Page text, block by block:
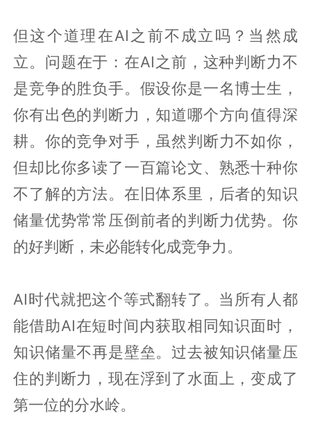
但这个道理在AI之前不成立吗？当然成
立。问题在于：在AI之前，这种判断力不
是竞争的胜负手。假设你是一名博士生，
你有出色的判断力，知道哪个方向值得深
耕。你的竞争对手，虽然判断力不如你，
但却比你多读了一百篇论文、熟悉十种你
不了解的方法。在旧体系里，后者的知识
储量优势常常压倒前者的判断力优势。你
的好判断，未必能转化成竞争力。
AI时代就把这个等式翻转了。当所有人都
能借助AI在短时间内获取相同知识面时，
知识储量不再是壁垒。过去被知识储量压
住的判断力，现在浮到了水面上，变成了
第一位的分水岭。